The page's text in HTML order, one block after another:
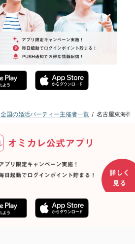
全国の婚活パーティー主催者一覧 名古屋東海街